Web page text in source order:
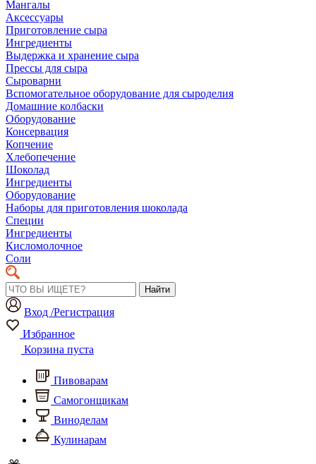
Мангалы
Аксессуары
Приготовление сыра
Ингредиенты
Выдержка и хранение сыра
Прессы для сыра
Сыроварни
Вспомогательное оборудование для сыроделия
Домашние колбаски
Оборудование
Консервация
Копчение
Хлебопечение
Шоколад
Ингредиенты
Оборудование
Наборы для приготовления шоколада
Специи
Ингредиенты
Кисломолочное
Соли
Найти
Вход /Регистрация
Избранное
Корзина пуста
Пивоварам
Самогонщикам
Виноделам
Кулинарам